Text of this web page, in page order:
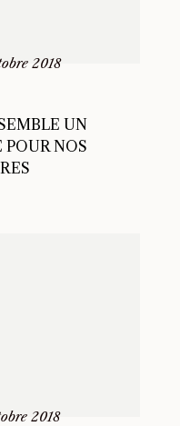
2018
UN
NOS
2018